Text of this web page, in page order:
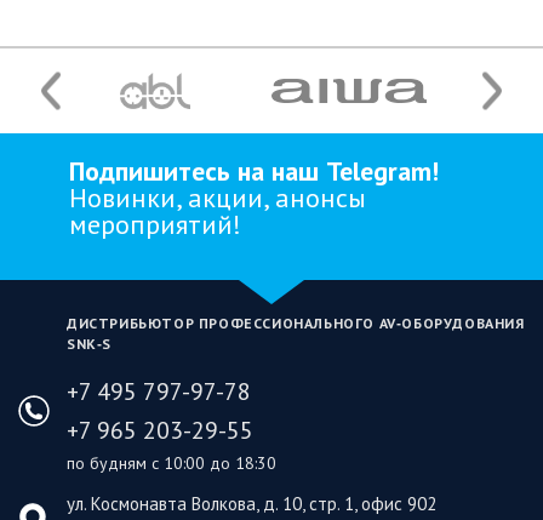
Подпишитесь на наш Telegram!
Новинки, акции, анонсы
мероприятий!
ДИСТРИБЬЮТОР ПРОФЕССИОНАЛЬНОГО AV‑ОБОРУДОВАНИЯ
SNK‑S
+7 495 797-97-78
+7 965 203-29-55
по будням с 10:00 до 18:30
ул. Космонавта Волкова, д. 10, стр. 1, офис 902